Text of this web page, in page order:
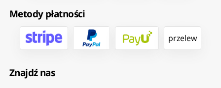
Metody płatności
przelew
Znajdź nas